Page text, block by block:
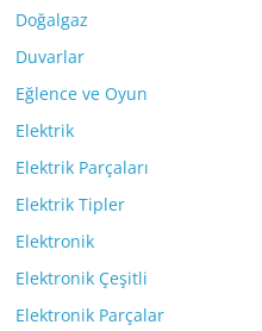
Doğalgaz
Duvarlar
Eğlence ve Oyun
Elektrik
Elektrik Parçaları
Elektrik Tipler
Elektronik
Elektronik Çeşitli
Elektronik Parçalar